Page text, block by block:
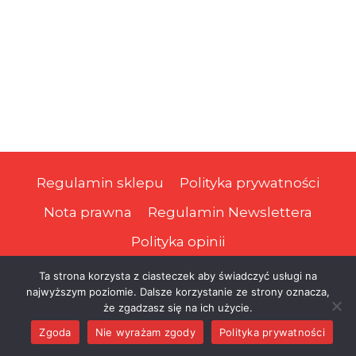
Regulamin sklepu
Polityka prywatności
Nota prawna
Regulamin Newslettera
Polityka opinii
© 2026 Prawa Podatnika
Ta strona korzysta z ciasteczek aby świadczyć usługi na
najwyższym poziomie. Dalsze korzystanie ze strony oznacza,
że zgadzasz się na ich użycie.
Zgoda
Nie wyrażam zgody Polityka prywatności